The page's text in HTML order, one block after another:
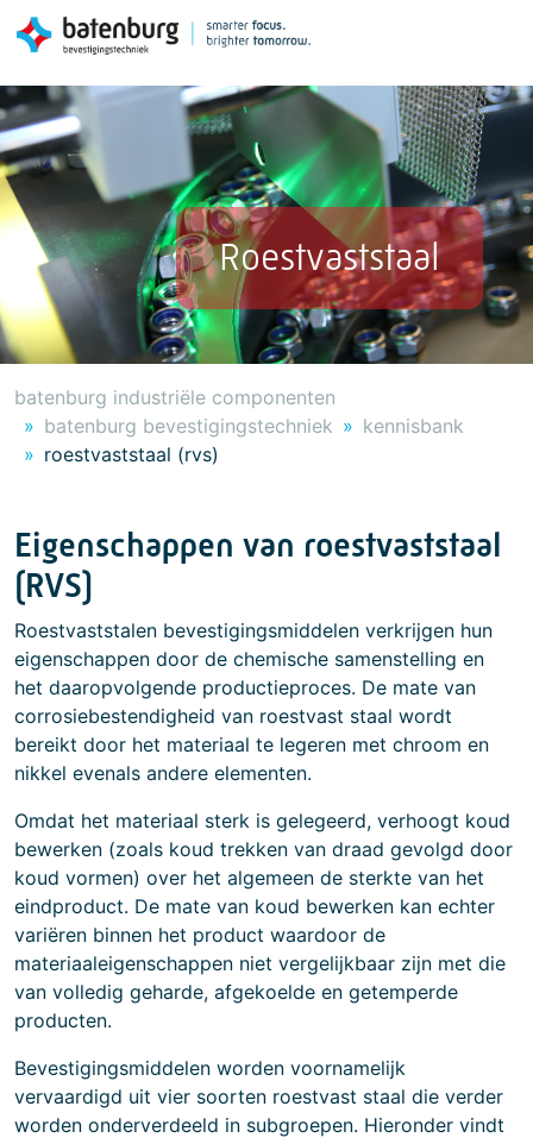
Roestvaststaal
batenburg industriële componenten
batenburg bevestigingstechniek
kennisbank
roestvaststaal (rvs)
Eigenschappen van roestvaststaal
(RVS)
Roestvaststalen bevestigingsmiddelen verkrijgen hun
eigenschappen door de chemische samenstelling en
het daaropvolgende productieproces. De mate van
corrosiebestendigheid van roestvast staal wordt
bereikt door het materiaal te legeren met chroom en
nikkel evenals andere elementen.
Omdat het materiaal sterk is gelegeerd, verhoogt koud
bewerken (zoals koud trekken van draad gevolgd door
koud vormen) over het algemeen de sterkte van het
eindproduct. De mate van koud bewerken kan echter
variëren binnen het product waardoor de
materiaaleigenschappen niet vergelijkbaar zijn met die
van volledig geharde, afgekoelde en getemperde
producten.
Bevestigingsmiddelen worden voornamelijk
vervaardigd uit vier soorten roestvast staal die verder
worden onderverdeeld in subgroepen. Hieronder vindt